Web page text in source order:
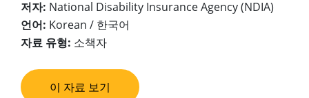
저자: National Disability Insurance Agency (NDIA)
언어: Korean / 한국어
자료 유형: 소책자
이 자료 보기